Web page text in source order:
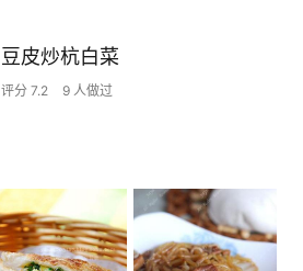
豆皮炒杭白菜
评分 7.2 9 人做过